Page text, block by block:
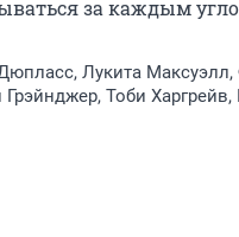
за каждым
Лукита
Тоби Харгрейв,